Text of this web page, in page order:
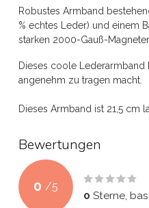
Robustes Armband
% echtes Leder) und einem
starken 2000-Gauß-
Dieses coole
angenehm zu tragen macht.
Dieses Armband ist 21,5 cm
Bewertungen
0 /5
0 Sterne,